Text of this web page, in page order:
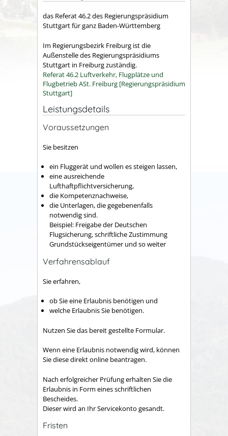
das Referat 46.2 des Regierungspräsidium
Stuttgart für ganz Baden-Württemberg
Im Regierungsbezirk Freiburg ist die
Außenstelle des Regierungspräsidiums
Stuttgart in Freiburg zuständig.
Referat 46.2 Luftverkehr, Flugplätze und
Flugbetrieb ASt. Freiburg [Regierungspräsidium
Stuttgart]
Leistungsdetails
Voraussetzungen
Sie besitzen
ein Fluggerät und wollen es steigen lassen,
eine ausreichende
Lufthaftpflichtversicherung,
die Kompetenznachweise,
die Unterlagen, die gegebenenfalls
notwendig sind.
Beispiel: Freigabe der Deutschen
Flugsicherung, schriftliche Zustimmung
Grundstückseigentümer und so weiter
Verfahrensablauf
Sie erfahren,
ob Sie eine Erlaubnis benötigen und
welche Erlaubnis Sie benötigen.
Nutzen Sie das bereit gestellte Formular.
Wenn eine Erlaubnis notwendig wird, können
Sie diese direkt online beantragen.
Nach erfolgreicher Prüfung erhalten Sie die
Erlaubnis in Form eines schriftlichen
Bescheides.
Dieser wird an Ihr Servicekonto gesandt.
Fristen